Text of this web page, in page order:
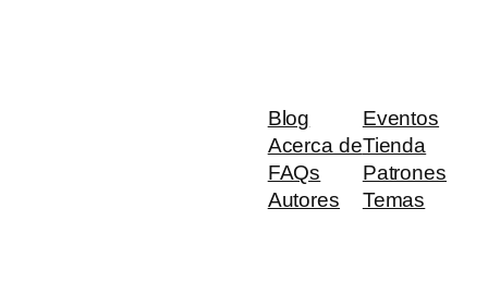
Blog
Acerca de
FAQs
Autores
Eventos
Tienda
Patrones
Temas